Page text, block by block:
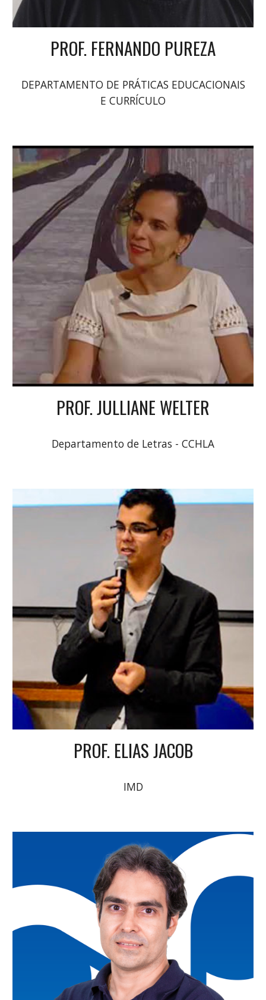
PROF. FERNANDO PUREZA
DEPARTAMENTO DE PRÁTICAS EDUCACIONAIS
E CURRÍCULO
PROF.JULLIANE WELTER
Departamento de Letras - CCHLA
PROF. ELIAS JACOB
IMD